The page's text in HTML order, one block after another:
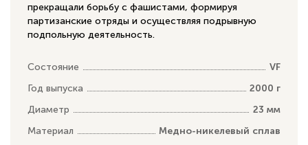
прекращали борьбу с фашистами, формируя
партизанские отряды и осуществляя подрывную
подпольную деятельность.
Состояние
VF
Год выпуска
2000 г
Диаметр
23 мм
Материал
Медно-никелевый сплав